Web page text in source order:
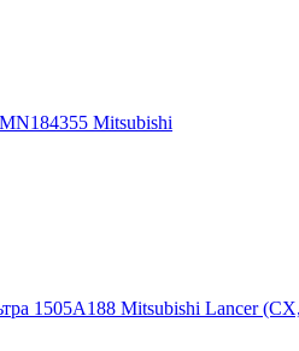
Mitsubishi
1505A188 Mitsubishi Lancer